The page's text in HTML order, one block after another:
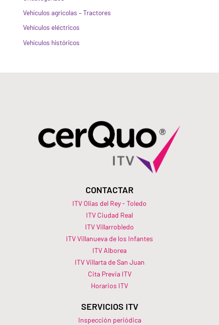
Vehículos agrícolas – Tractores
Vehículos eléctricos
Vehículos históricos
CONTACTAR
ITV Olias del Rey - Toledo
ITV Ciudad Real
ITV Villarrobledo
ITV Villanueva de los Infantes
ITV Alborea
ITV Villarta de San Juan
Cita Previa ITV
Horarios ITV​
SERVICIOS ITV
Inspección periódica